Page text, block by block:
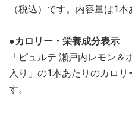
（税込）です。内容量は1本
●カロリー・栄養成分表示
「ピュルテ 瀬戸内レモン
入り」の1本あたりのカロ
す。